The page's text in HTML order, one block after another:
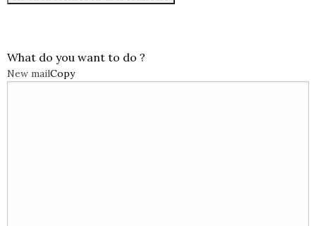
What do you want to do ?
New mailCopy